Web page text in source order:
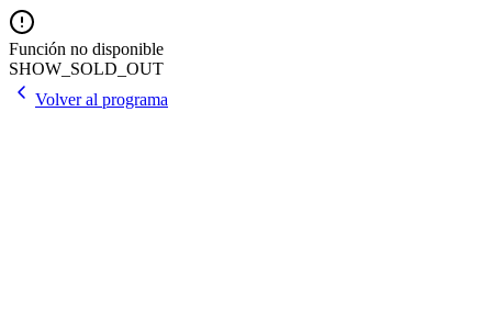
Función no disponible
SHOW_SOLD_OUT
Volver al programa